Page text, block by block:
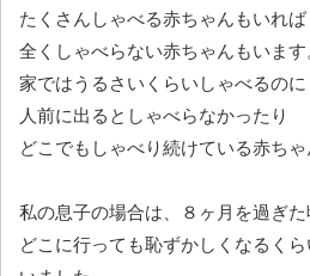
たくさんしゃべる赤ちゃんもいれば
全くしゃべらない赤ちゃんもいます
家ではうるさいくらいしゃべるのに
人前に出るとしゃべらなかったり
どこでもしゃべり続けている赤ちゃ
私の息子の場合は、８ヶ月を過ぎた
どこに行っても恥ずかしくなるく